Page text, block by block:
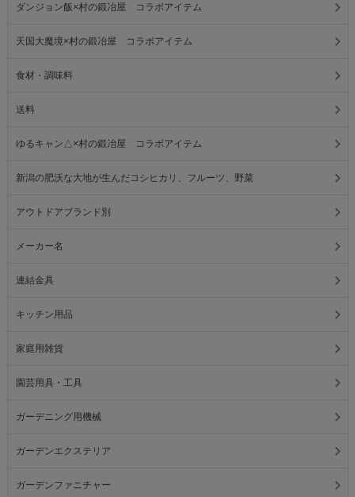
ダンジョン飯×村の鍛冶屋 コラボアイテム
天国大魔境×村の鍛冶屋 コラボアイテム
食材・調味料
送料
ゆるキャン△×村の鍛冶屋 コラボアイテム
新潟の肥沃な大地が生んだコシヒカリ、フルーツ、野菜
アウトドアブランド別
メーカー名
連結金具
キッチン用品
家庭用雑貨
園芸用具・工具
ガーデニング用機械
ガーデンエクステリア
ガーデンファニチャー